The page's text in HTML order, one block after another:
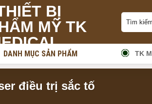
Tìm
kiếm:
DANH MỤC SẢN PHẨM TK
điều trị sắc tố